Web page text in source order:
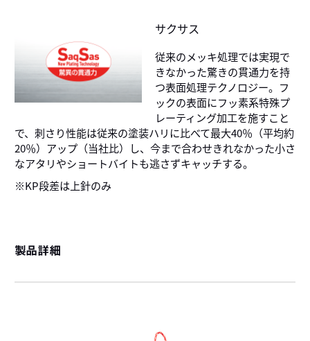
サクサス
従来のメッキ処理では実現で
きなかった驚きの貫通力を持
つ表面処理テクノロジー。フ
ックの表面にフッ素系特殊プ
レーティング加工を施すこと
で、刺さり性能は従来の塗装ハリに比べて最大40％（平均約
20％）アップ（当社比）し、今まで合わせきれなかった小さ
なアタリやショートバイトも逃さずキャッチする。
※KP段差は上針のみ
製品詳細